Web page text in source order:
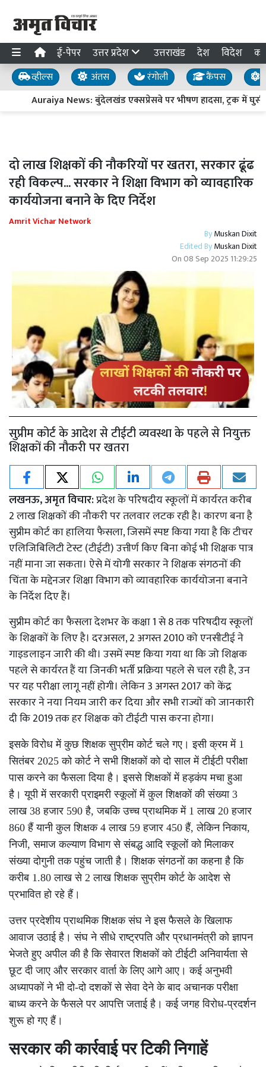
ई-पेपर उत्तर प्रदेश उत्तराखंड देश विदेश
व्हील्स अंतस रंगोली कैंपस
Auraiya News: बुंदेलखंड एक्सप्रेसवे पर भीषण हादसा, ट्रक में घुसी
दो लाख शिक्षकों की नौकरियों पर खतरा, सरकार ढूंढ
रही विकल्प... सरकार ने शिक्षा विभाग को व्यावहारिक
कार्ययोजना बनाने के दिए निर्देश
Amrit Vichar Network
ByMuskan Dixit
Edited ByMuskan Dixit
On08 Sep 2025 11:29:25
सुप्रीम कोर्ट के आदेश से टीईटी व्यवस्था के पहले से नियुक्त
शिक्षकों की नौकरी पर खतरा
लखनऊ, अमृत विचार:प्रदेश के परिषदीय स्कूलों में कार्यरत करीब
2 लाख शिक्षकों की नौकरी पर तलवार लटक रही है। कारण बना है
सुप्रीम कोर्ट का हालिया फैसला, जिसमें स्पष्ट किया गया है कि टीचर
एलिजिबिलिटी टेस्ट (टीईटी) उत्तीर्ण किए बिना कोई भी शिक्षक पात्र
नहीं माना जा सकता। ऐसे में योगी सरकार ने शिक्षक संगठनों की
चिंता के मद्देनजर शिक्षा विभाग को व्यावहारिक कार्ययोजना बनाने
के निर्देश दिए हैं।
सुप्रीम कोर्ट का फैसला देशभर के कक्षा 1 से 8 तक परिषदीय स्कूलों
के शिक्षकों के लिए है। दरअसल, 2 अगस्त 2010 को एनसीटीई ने
गाइडलाइन जारी की थी। उसमें स्पष्ट किया गया था कि जो शिक्षक
पहले से कार्यरत हैं या जिनकी भर्ती प्रक्रिया पहले से चल रही है, उन
पर यह परीक्षा लागू नहीं होगी। लेकिन 3 अगस्त 2017 को केंद्र
सरकार ने नया नियम जारी कर दिया और सभी राज्यों को जानकारी
दी कि 2019 तक हर शिक्षक को टीईटी पास करना होगा।
इसके विरोध में कुछ शिक्षक सुप्रीम कोर्ट चले गए। इसी क्रम में 1
सितंबर 2025 को कोर्ट ने सभी शिक्षकों को दो साल में टीईटी परीक्षा
पास करने का फैसला दिया है। इससे शिक्षकों में हड़कंप मचा हुआ
है। यूपी में सरकारी प्राइमरी स्कूलों में कुल शिक्षकों की संख्या 3
लाख 38 हजार 590 है, जबकि उच्च प्राथमिक में 1 लाख 20 हजार
860 हैं यानी कुल शिक्षक 4 लाख 59 हजार 450 हैं, लेकिन निकाय,
निजी, समाज कल्याण विभाग से संबद्ध आदि स्कूलों को मिलाकर
संख्या दोगुनी तक पहुंच जाती है। शिक्षक संगठनों का कहना है कि
करीब 1.80 लाख से 2 लाख शिक्षक सुप्रीम कोर्ट के आदेश से
प्रभावित हो रहे हैं।
उत्तर प्रदेशीय प्राथमिक शिक्षक संघ ने इस फैसले के खिलाफ
आवाज उठाई है। संघ ने सीधे राष्ट्रपति और प्रधानमंत्री को ज्ञापन
भेजते हुए अपील की है कि सेवारत शिक्षकों को टीईटी अनिवार्यता से
छूट दी जाए और सरकार वार्ता के लिए आगे आए। कई अनुभवी
अध्यापकों ने भी दो-दो दशकों से सेवा देने के बाद अचानक परीक्षा
बाध्य करने के फैसले पर आपत्ति जताई है। कई जगह विरोध-प्रदर्शन
शुरू हो गए हैं।
सरकार की कार्रवाई पर टिकी निगाहें